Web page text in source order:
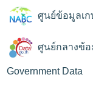
ศูนย์ข้อมูลเก
ศูนย์กลางข้อ
Government Data